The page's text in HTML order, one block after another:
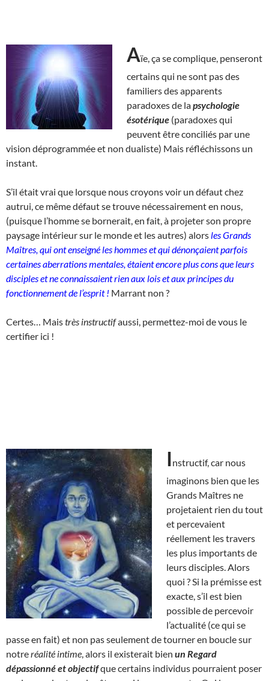
Aïe, ça se complique, penseront
certains qui ne sont pas des
familiers des apparents
paradoxes de lapsychologie
ésotérique (paradoxes qui
peuvent être conciliés par une
vision déprogrammée et non dualiste) Mais réfléchissons un
instant.
S’il était vrai que lorsque nous croyons voir un défaut chez
autrui, ce même défaut se trouve nécessairement en nous,
(puisque l’homme se bornerait, en fait, à projeter son propre
paysage intérieur sur le monde et les autres) alors les Grands
Maîtres, qui ont enseigné les hommes et qui dénonçaient parfois
certaines aberrations mentales, étaient encore plus cons que leurs
disciples et ne connaissaient rien aux lois et aux principes du
fonctionnement de l’esprit ! Marrant non ?
Certes… Maistrès instructifaussi, permettez-moi de vous le
certifier ici !
Instructif, car nous
imaginons bien que les
Grands Maîtres ne
projetaient rien du tout
et percevaient
réellement les travers
les plus importants de
leurs disciples. Alors
quoi ? Si la prémisse est
exacte, s’il est bien
possible de percevoir
l’actualité (ce qui se
passe en fait) et non pas seulement de tourner en boucle sur
notreréalité intime , alors il existerait bien un Regard
dépassionné et objectifque certains individus pourraient poser